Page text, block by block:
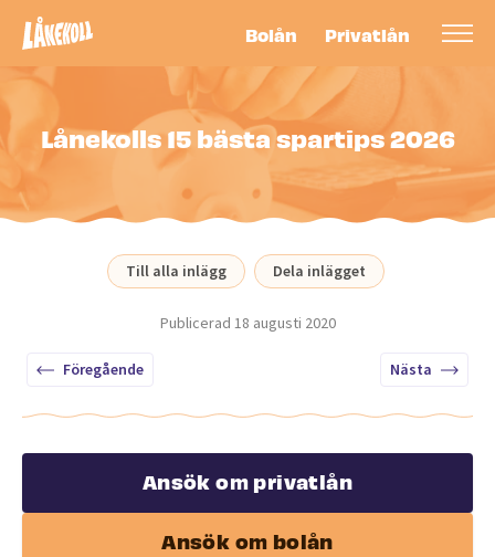
Bolån Privatlån
Lånekolls 15 bästa spartips 2026
Till alla inlägg Dela inlägget
Publicerad 18 augusti 2020
Föregående Nästa
Ansök om privatlån
Ansök om bolån